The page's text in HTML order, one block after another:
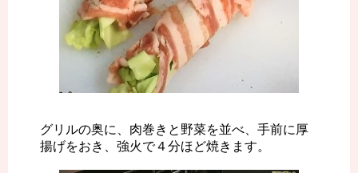
グリルの奥に、肉巻きと野菜を並べ、手前に厚
揚げをおき、強火で４分ほど焼きます。